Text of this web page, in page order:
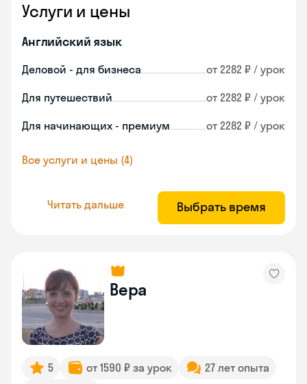
Услуги и цены
Английский язык
Деловой - для бизнеса от 2282 ₽ / урок
Для путешествий от 2282 ₽ / урок
Для начинающих - премиум от 2282 ₽ / урок
Все услуги и цены (4)
Читать дальше Выбрать время
Вера
5 от 1590 ₽ за урок 27 лет опыта